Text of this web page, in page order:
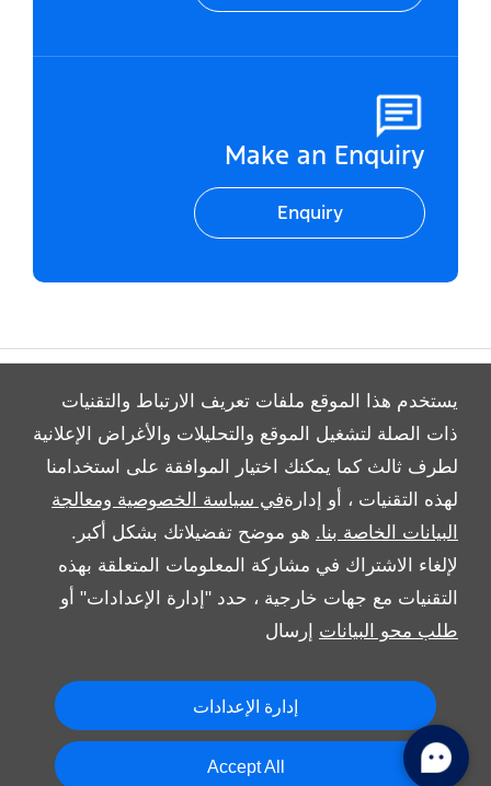
يستخدم هذا الموقع ملفات تعريف الارتباط والتقنيات
ذات الصلة لتشغيل الموقع والتحليلات والأغراض الإعلانية
لطرف ثالث كما يمكنك اختيار الموافقة على استخدامنا
لهذه التقنيات ، أو إدارةفي سياسة الخصوصية ومعالجة
البيانات الخاصة بنا. هو موضح تفضيلاتك بشكل أكبر.
لإلغاء الاشتراك في مشاركة المعلومات المتعلقة بهذه
التقنيات مع جهات خارجية ، حدد "إدارة الإعدادات" أو
طلب محو البيانات إرسال
إدارة الإعدادات
Accept All
Make an Enquiry
Enquiry
All Rights Reserved
Follow بريمير موتورز
Copyright © 2026 بريمير موتورز